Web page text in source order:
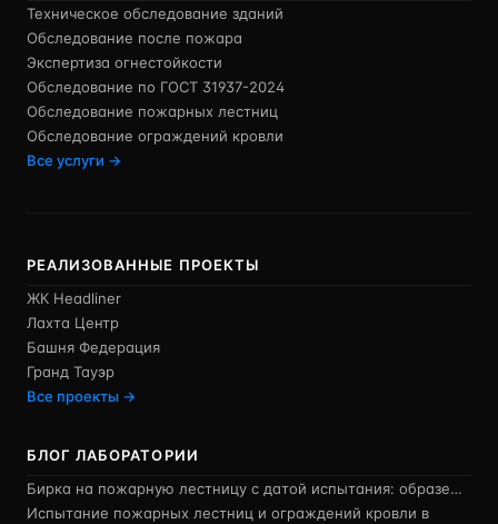
Техническое обследование зданий
Обследование после пожара
Экспертиза огнестойкости
Обследование по ГОСТ 31937-2024
Обследование пожарных лестниц
Обследование ограждений кровли
Все услуги →
РЕАЛИЗОВАННЫЕ ПРОЕКТЫ
ЖК Headliner
Лахта Центр
Башня Федерация
Гранд Тауэр
Все проекты →
БЛОГ ЛАБОРАТОРИИ
Бирка на пожарную лестницу с датой испытания: образе…
Испытание пожарных лестниц и ограждений кровли в